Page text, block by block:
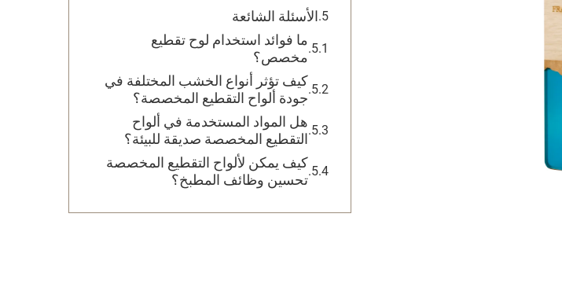
الأسئلة الشائعة
ما فوائد استخدام لوح تقطيع
مخصص؟
كيف تؤثر أنواع الخشب المختلفة في
جودة ألواح التقطيع المخصصة؟
هل المواد المستخدمة في ألواح
التقطيع المخصصة صديقة للبيئة؟
كيف يمكن لألواح التقطيع المخصصة
تحسين وظائف المطبخ؟